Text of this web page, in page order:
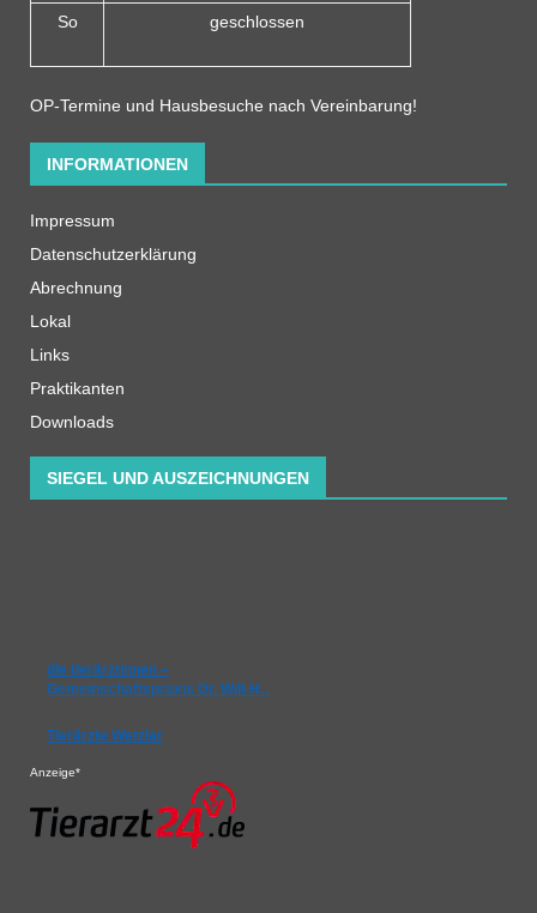
So geschlossen
OP-Termine und Hausbesuche nach Vereinbarung!
INFORMATIONEN
Impressum
Datenschutzerklärung
Abrechnung
Lokal
Links
Praktikanten
Downloads
SIEGEL UND AUSZEICHNUNGEN
die tierärztinnen –
Gemeinschaftspraxis Dr. Will-H…
Tierärzte Wetzlar
Anzeige*